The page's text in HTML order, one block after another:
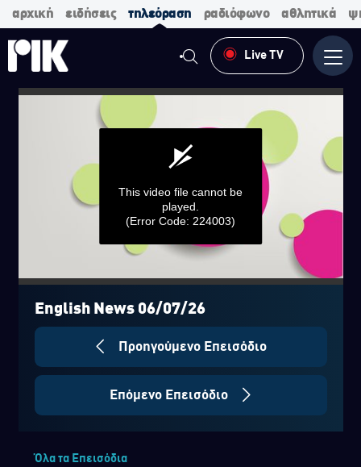
αρχική ειδήσεις τηλεόραση ραδιόφωνο αθλητικά
Live TV
0
seconds
seconds
This video file cannot be
played.
(Error Code: 224003)
English News 06/07/26
Προηγούμενο Επεισόδιο
Επόμενο Επεισόδιο
Όλα τα Επεισόδια